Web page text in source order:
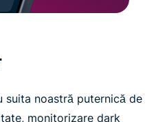
suita noastră puternică de
monitorizare dark